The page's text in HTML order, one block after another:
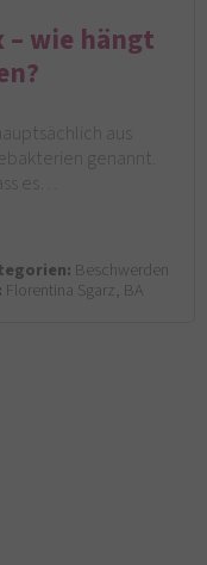
– wie hängt
aus
genannt.
es…
Beschwerden
Florentina Sgarz, BA